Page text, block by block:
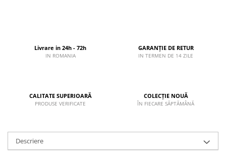
Livrare in 24h - 72h
IN ROMANIA
GARANȚIE DE RETUR
IN TERMEN DE 14 ZILE
CALITATE SUPERIOARĂ
PRODUSE VERIFICATE
COLECȚIE NOUĂ
ÎN FIECARE SĂPTĂMÂNĂ
Descriere